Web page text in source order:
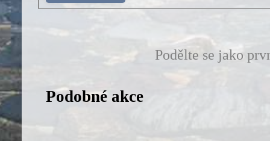
Podělte se jako
Podobné akce